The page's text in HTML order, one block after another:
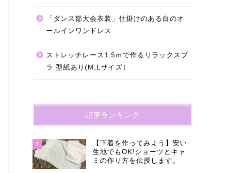
「ダンス部大会衣装」仕掛けのある白のオ
ールインワンドレス
ストレッチレース1.5ｍで作るリラックスブ
ラ 型紙あり(M,Lサイズ）
記事ランキング
1
【下着を作ってみよう】安い
生地でもOK!ショーツとキャ
ミの作り方を伝授します。